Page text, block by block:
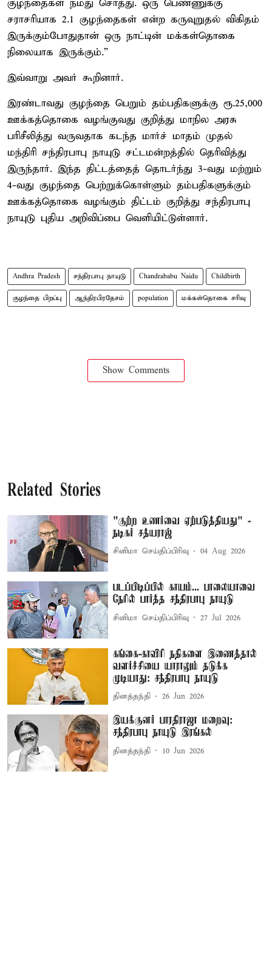
குழந்தைகள் நமது சொத்து. ஒரு பெண்ணுக்கு
சராசரியாக 2.1 குழந்தைகள் என்ற கருவுறுதல் விகிதம்
இருக்கும்போதுதான் ஒரு நாட்டின் மக்கள்தொகை
நிலையாக இருக்கும்.”
இவ்வாறு அவர் கூறினார்.
இரண்டாவது குழந்தை பெறும் தம்பதிகளுக்கு ரூ.25,000
ஊக்கத்தொகை வழங்குவது குறித்து மாநில அரசு
பரிசீலித்து வருவதாக கடந்த மார்ச் மாதம் முதல்
மந்திரி சந்திரபாபு நாயுடு சட்டமன்றத்தில் தெரிவித்து
இருந்தார். இந்த திட்டத்தைத் தொடர்ந்து 3-வது மற்றும்
4-வது குழந்தை பெற்றுக்கொள்ளும் தம்பதிகளுக்கும்
ஊக்கத்தொகை வழங்கும் திட்டம் குறித்து சந்திரபாபு
நாயுடு புதிய அறிவிப்பை வெளியிட்டுள்ளார்.
Andhra Pradesh சந்திரபாபு நாயுடு Chandrababu Naidu Childbirth
குழந்தை பிறப்பு ஆந்திரபிரதேசம் population மக்கள்தொகை சரிவு
Show Comments
Related Stories
"குற்ற உணர்வை ஏற்படுத்தியது" -
நடிகர் சத்யராஜ்
சினிமா செய்திப்பிரிவு 04 Aug 2026
படப்பிடிப்பில் காயம்... பாலையாவை
நேரில் பார்த்த சந்திரபாபு நாயுடு
சினிமா செய்திப்பிரிவு 27 Jul 2026
கங்கை-காவிரி நதிகளை இணைத்தால்
வளர்ச்சியை யாராலும் தடுக்க
முடியாது: சந்திரபாபு நாயுடு
தினத்தந்தி 26 Jun 2026
இயக்குனர் பாரதிராஜா மறைவு:
சந்திரபாபு நாயுடு இரங்கல்
தினத்தந்தி 10 Jun 2026